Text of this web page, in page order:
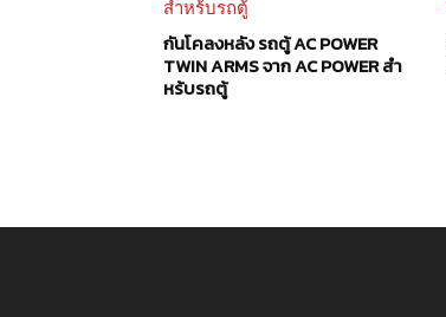
กันโคลงหลัง รถตู้ AC POWER
TWIN ARMS จาก AC POWER สำ
หร้บรถตู้